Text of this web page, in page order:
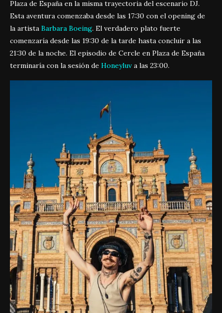
Plaza de España en la misma trayectoria del escenario DJ.
Esta aventura comenzaba desde las 17:30 con el opening de
la artista Barbara Boeing. El verdadero plato fuerte
comenzaría desde las 19:30 de la tarde hasta concluir a las
21:30 de la noche. El episodio de Cercle en Plaza de España
terminaría con la sesión de Honeyluv a las 23:00.